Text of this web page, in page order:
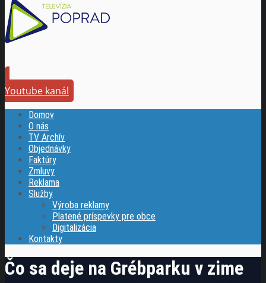
Youtube kanál
Domov
O nás
TV Archív
Objednávky
Faktúry
Zmluvy
Reklama
Služby
Výroba reklamy
Platené príspevky pre obce
Digitalizácia
Kontakty
Čo sa deje na Grébparku v zime